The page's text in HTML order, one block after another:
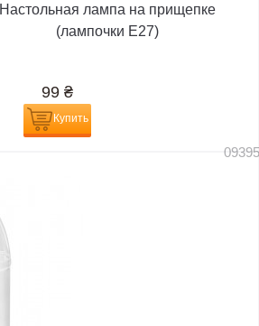
Настольная лампа на прищепке
(лампочки E27)
99 ₴
Купить